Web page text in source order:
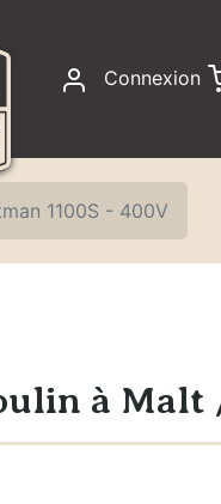
Connexion
1100S - 400V
à Malt